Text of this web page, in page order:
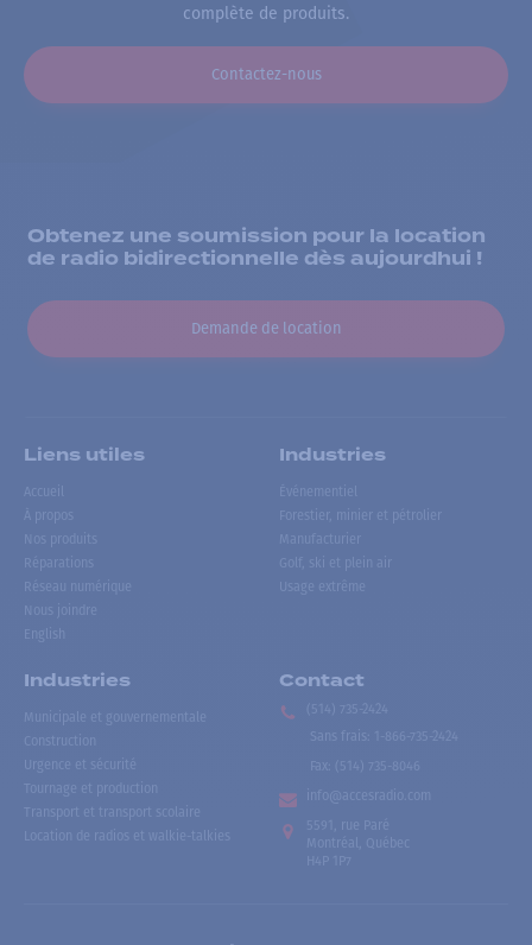
complète de produits.
Contactez-nous
Obtenez une soumission pour la location
de radio bidirectionnelle dès aujourdhui !
Demande de location
Liens utiles
Accueil
À propos
Nos produits
Réparations
Réseau numérique
Nous joindre
English
Industries
Événementiel
Forestier, minier et pétrolier
Manufacturier
Golf, ski et plein air
Usage extrême
Industries
Municipale et gouvernementale
Construction
Urgence et sécurité
Tournage et production
Transport et transport scolaire
Location de radios et walkie-talkies
Contact
(514) 735-2424
Sans frais
1-866-735-2424
Fax:
(514) 735-8046
info@accesradio.com
5591, rue Paré
Montréal, Québec
H4P 1P7